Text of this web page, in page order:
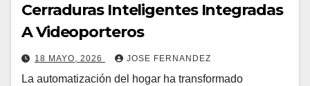
Cerraduras Inteligentes Integradas
A Videoporteros
18 MAYO, 2026 JOSE FERNANDEZ
La automatización del hogar ha transformado